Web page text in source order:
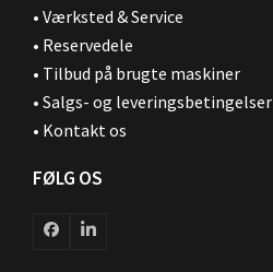
• Værksted & Service
• Reservedele
• Tilbud på brugte maskiner
• Salgs- og leveringsbetingelser
• Kontakt os
FØLG OS
FacebookLinkedIn